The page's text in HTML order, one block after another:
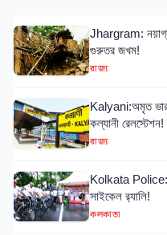
Jhargram:
গুরুতর জখম!
রাজ্য
Kalyani:অমৃত
কল্যানী রেলস্টেশন!
রাজ্য
Kolkata Police:
সাইকেল র‍্যালি!
কলকাতা